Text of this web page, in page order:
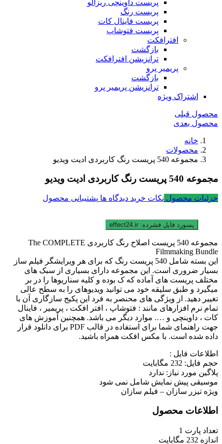
پریست داوینچی ریزالو
پریست رنگ
پریست فاینال کات
پریست فتوشاپ
افترافکت
بازگشت
ترانزیشن افترافکت
پریمیر پرو
بازگشت
ترانزیشن پریمیر پرو
اشتراک ویژه
محصول قبلی
محصول بعدی
خانه
محصولات
مجموعه 540 پریست رنگ کاربردی ادیت ویدیو
مجموعه 540 پریست رنگ کاربردی ادیت ویدیو
جزئیات محصول نکات خرید دیدگاه ها پشتیبانی محصول
پسورد فایل فشرده: effect24.ir
مجموعه 540 پریست اصلاح رنگ کاربردی The COMPLETE
Filmmaking Bundle
این بسته شامل 540 پریست رنگ که برای هر ویرایشگر فیلم ساز
بسیار ضروری است. این مجموعه دارای بسیاری از سبک های
مختلف پریست های آماده که ک بوده و کلیه سناریوها را در بر
میگیرد و طبق سلیقه خود می توانید ویدیوهای را به سطح عالی
تغییر دهید. از ویژگی های محنصر به فرد این پکیج سازگاری آن با
تمام نرم افزارهای مانند : فتوشاپ ، افتر افکت ، پریمیر ، فاینال
کات ، داوینچی و …. موارد دیگر می باشد. همچنین آموزش های
جهت راهنمای شما برای استفاده در قالب PDF برای دانلود قرار
داده شده است. با مکس افکت همراه باشید.
اطلاعات فایل :
حجم فایل: 232 مگابایت
پلاگین مورد نیاز: ندارد
موسیقی پیش نمایش شامل نمی شود
ویژه تیزر سازان – فیلم سازان
اطلاعات محصول
تعداد پارت 1
اندازه 232 مگابایت